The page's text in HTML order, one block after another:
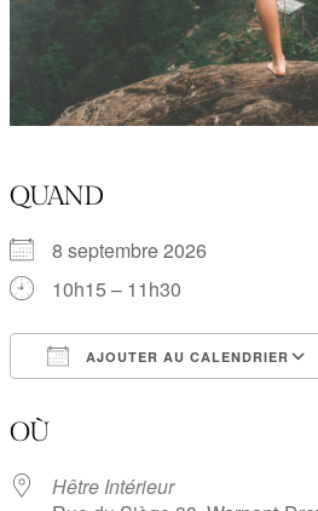
QUAND
8 septembre 2026
10h15 – 11h30
AJOUTER AU CALENDRIER
OÙ
Hêtre Intérieur